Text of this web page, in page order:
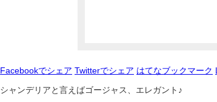
Facebookでシェア Twitterでシェア はてなブックマーク
シャンデリアと言えばゴージャス、エレガント♪